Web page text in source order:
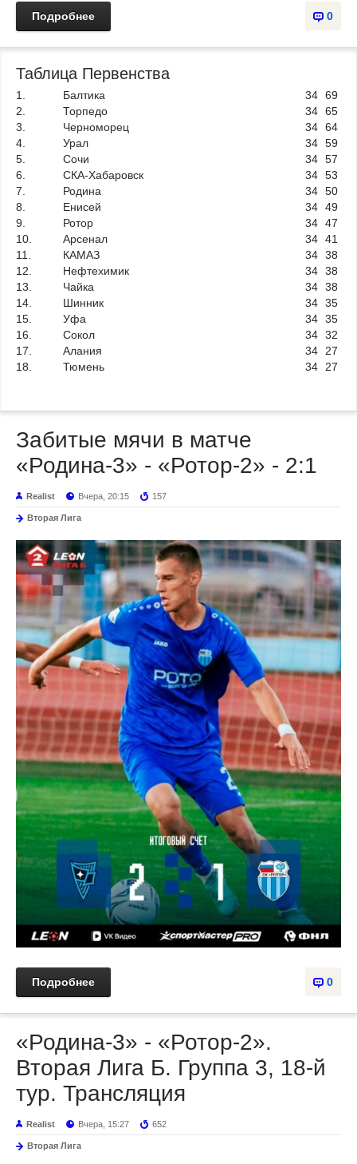
0
Подробнее
Таблица Первенства
1. Балтика 34 69
2.
Торпедо 34 65
3.
Черноморец 34 64
4.
Урал 34 59
5.
Сочи 34 57
6.
СКА-Хабаровск 34 53
7.
Родина 34 50
8.
Енисей 34 49
9.
Ротор 34 47
10.
Арсенал 34 41
11.
КАМАЗ 34 38
12.
Нефтехимик 34 38
13.
Чайка 34 38
14.
Шинник 34 35
15.
Уфа 34 35
16.
Сокол 34 32
17.
Алания 34 27
18.
Тюмень 34 27
Забитые мячи в матче
«Родина-3» - «Ротор-2» - 2:1
Realist Вчера, 20:15 157
Вторая Лига
0
Подробнее
«Родина-3» - «Ротор-2».
Вторая Лига Б. Группа 3, 18-й
тур. Трансляция
Realist Вчера, 15:27 652
Вторая Лига